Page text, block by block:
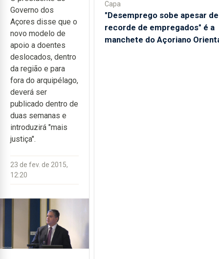
Governo dos
Açores disse que o
novo modelo de
apoio a doentes
deslocados, dentro
da região e para
fora do arquipélago,
deverá ser
publicado dentro de
duas semanas e
introduzirá "mais
justiça".
23 de fev. de 2015,
12:20
Capa
"Desemprego sobe apesar de
recorde de empregados" é a
manchete do Açoriano